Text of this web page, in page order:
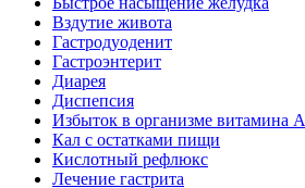
Вздутие живота
Гастродуоденит
Гастроэнтерит
Диарея
Диспепсия
Избыток в организме витамина А
Кал с остатками пищи
Кислотный рефлюкс
Лечение гастрита